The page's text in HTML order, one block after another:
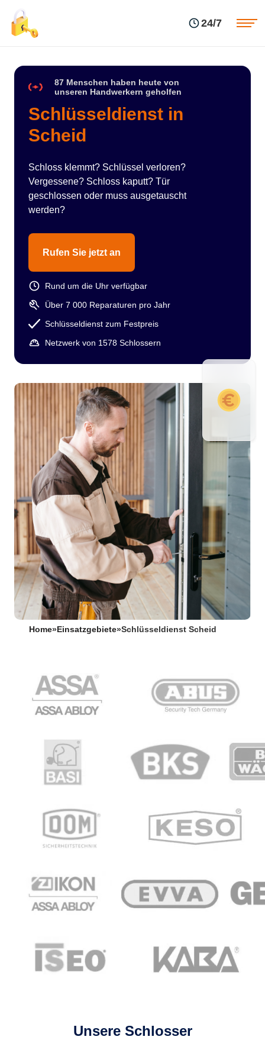
24/7
87 Menschen haben heute von
unseren Handwerkern geholfen
Schlüsseldienst in
Scheid
Schloss klemmt? Schlüssel verloren?
Vergessene? Schloss kaputt? Tür
geschlossen oder muss ausgetauscht
werden?
Rufen Sie jetzt an
Rund um die Uhr verfügbar
Über 7 000 Reparaturen pro Jahr
Schlüsseldienst zum Festpreis
Netzwerk von 1578 Schlossern
Home» Einsatzgebiete»Schlüsseldienst Scheid
Unsere Schlosser